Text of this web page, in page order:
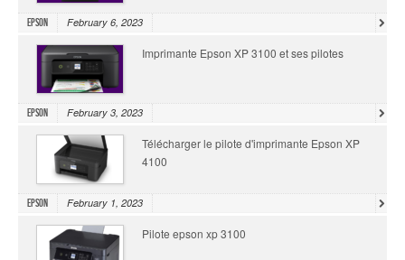
Epson February 6, 2023
Imprimante Epson XP 3100 et ses pilotes
Epson February 3, 2023
Télécharger le pilote d'imprimante Epson XP
4100
Epson February 1, 2023
Pilote epson xp 3100